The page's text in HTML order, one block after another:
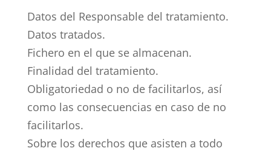
Datos del Responsable del tratamiento.
Datos tratados.
Fichero en el que se almacenan.
Finalidad del tratamiento.
Obligatoriedad o no de facilitarlos, así
como las consecuencias en caso de no
facilitarlos.
Sobre los derechos que asisten a todo